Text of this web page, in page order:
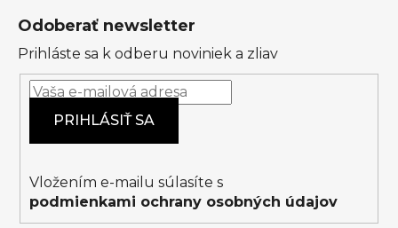
Odoberať newsletter
Prihláste sa k odberu noviniek a zliav
PRIHLÁSIŤ SA
Vložením e-mailu súlasíte s
podmienkami ochrany osobných údajov